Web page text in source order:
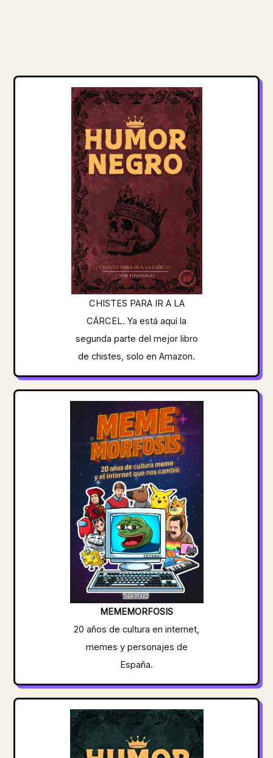
CHISTES PARA IR A LA
CÁRCEL. Ya está aquí la
segunda parte del mejor libro
de chistes, solo en Amazon.
MEMEMORFOSIS
20 años de cultura en internet,
memes y personajes de
España.